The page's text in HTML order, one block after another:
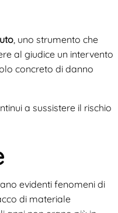
, uno strumento che
al giudice un intervento
concreto di danno
a sussistere il rischio
evidenti fenomeni di
di materiale